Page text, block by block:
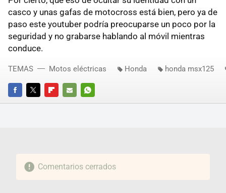
casco y unas gafas de motocross está bien, pero ya de
paso este youtuber podría preocuparse un poco por la
seguridad y no grabarse hablando al móvil mientras
conduce.
FACEBOOKTWITTERFLIPBOARD
E-
WHATSAPP
TEMAS Motos eléctricas Honda honda msx125
Comentarios cerrados